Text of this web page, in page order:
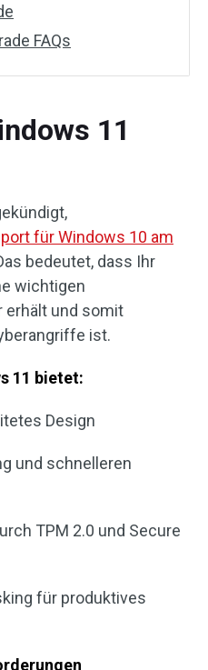
FAQs
11
für Windows 10 am
bedeutet, dass Ihr
wichtigen
erhält und somit
ist.
11 bietet:
Design
und schnelleren
TPM 2.0 und Secure
für produktives